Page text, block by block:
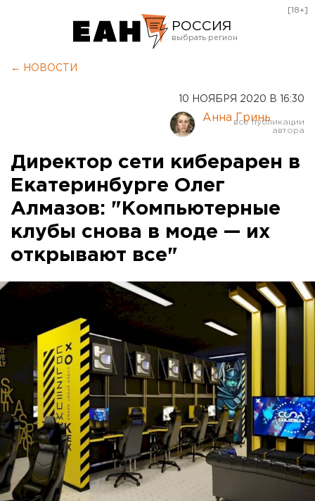
РОССИЯ
Курган
Оренбург
[18+]
← НОВОСТИ
10 НОЯБРЯ 2020 В 16:30
Анна Гринь
Директор сети киберарен в
Екатеринбурге Олег
Алмазов: "Компьютерные
клубы снова в моде — их
открывают все"